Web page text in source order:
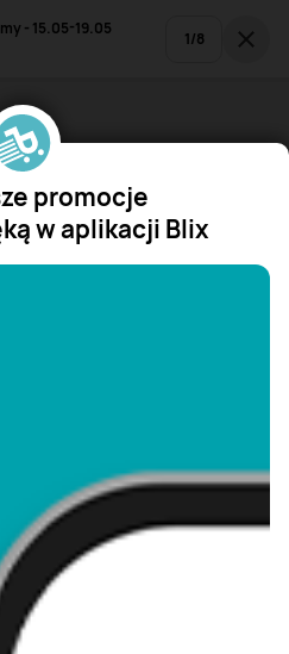
- 15.05-19.05
1/8
promocje
w aplikacji Blix